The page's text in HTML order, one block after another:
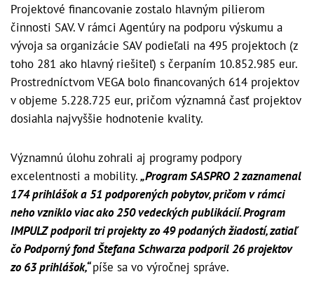
Projektové financovanie zostalo hlavným pilierom
činnosti SAV. V rámci Agentúry na podporu výskumu a
vývoja sa organizácie SAV podieľali na 495 projektoch (z
toho 281 ako hlavný riešiteľ) s čerpaním 10.852.985 eur.
Prostredníctvom VEGA bolo financovaných 614 projektov
v objeme 5.228.725 eur, pričom významná časť projektov
dosiahla najvyššie hodnotenie kvality.
Významnú úlohu zohrali aj programy podpory
excelentnosti a mobility.„Program SASPRO 2 zaznamenal
174 prihlášok a 51 podporených pobytov, pričom v rámci
neho vzniklo viac ako 250 vedeckých publikácií. Program
IMPULZ podporil tri projekty zo 49 podaných žiadostí, zatiaľ
čo Podporný fond Štefana Schwarza podporil 26 projektov
zo 63 prihlášok,“píše sa vo výročnej správe.